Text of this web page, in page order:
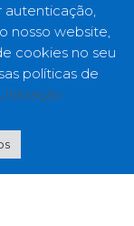
Simple
autenticação,
nosso website,
cookies no seu
políticas de
Utilização